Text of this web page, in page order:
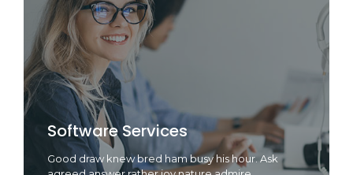
Software Services
Good draw knew bred ham busy his hour. Ask